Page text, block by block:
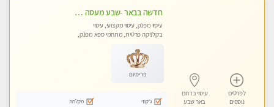
לפרטים
נוספים
עיסוי בדרום
באר שבע
חדשה בבאר -שבע מעסה איכותית מקצועית ומפנקת
עיסוי מפנק, עיסוי מקצועי, עיסוי
בקלניקה פרטית, מתחמי ספא מפנק,
פרימיום
ג'קוזי
מקלחת